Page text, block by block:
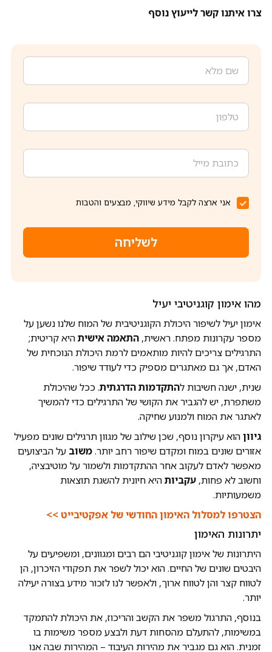
צרו איתנו קשר לייעוץ נוסף
אני ארצה לקבל מידע שיווקי, מבצעים והטבות
לשליחה
מהו אימון קוגניטיבי יעיל
אימון יעיל לשיפור היכולת הקוגניטיבית של המוח שלנו נשען על
מספר עקרונות מפתח. ראשית, התאמה אישיתהיא קריטית;
התרגילים צריכים להיות מותאמים לרמת היכולת הנוכחית של
האדם, אך גם מאתגרים מספיק כדי לעודד שיפור.
שנית, ישנה חשיבות להתקדמות הדרגתית. ככל שהיכולת
משתפרת, יש להגביר את הקושי של התרגילים כדי להמשיך
לאתגר את המוח ולמנוע שחיקה.
גיווןהוא עיקרון נוסף, שכן שילוב של מגוון תרגילים שונים מפעיל
אזורים שונים במוח ומקדם שיפור רחב יותר.משוב על הביצועים
מאפשר לאדם לעקוב אחר ההתקדמות ולשמור על מוטיבציה,
וחשוב לא פחות, עקביותהיא חיונית להשגת תוצאות
משמעותיות.
הצטרפו למסלול האימון החודשי של אפקטיבייט >>
יתרונות האימון
היתרונות של אימון קוגניטיבי הם רבים ומגוונים, ומשפיעים על
היבטים שונים של החיים. הוא יכול לשפר את תפקודי הזיכרון, הן
לטווח קצר והן לטווח ארוך, ולאפשר לנו לזכור מידע בצורה יעילה
יותר.
בנוסף, התרגול משפר את הקשב והריכוז, את היכולת להתמקד
במשימות, להתעלם מהסחות דעת ולבצע מספר משימות בו
זמנית. הוא גם מגביר את מהירות העיבוד – המהירות שבה אנו